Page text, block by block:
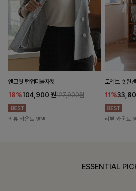
엔크릿 턴업더블자켓
18%104,900 원127,900원
리뷰 카운트 영역
로엔브 숏린
11%
리뷰 카운트
ESSENTIAL